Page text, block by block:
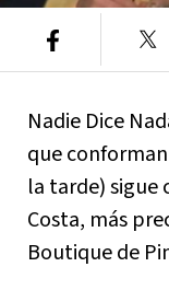
Nadie Dice
que
la tarde) sigue
Costa, más
Boutique de